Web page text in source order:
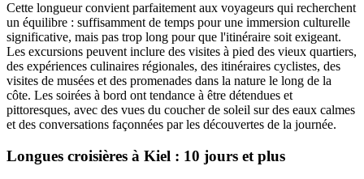
Cette longueur convient parfaitement aux voyageurs qui recherchent
un équilibre : suffisamment de temps pour une immersion culturelle
significative, mais pas trop long pour que l'itinéraire soit exigeant.
Les excursions peuvent inclure des visites à pied des vieux quartiers,
des expériences culinaires régionales, des itinéraires cyclistes, des
visites de musées et des promenades dans la nature le long de la
côte. Les soirées à bord ont tendance à être détendues et
pittoresques, avec des vues du coucher de soleil sur des eaux calmes
et des conversations façonnées par les découvertes de la journée.
Longues croisières à Kiel : 10 jours et plus